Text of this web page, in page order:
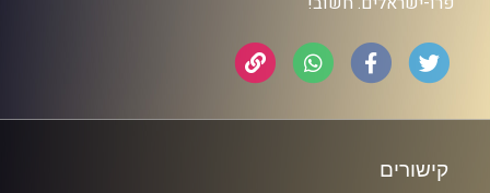
קישורים